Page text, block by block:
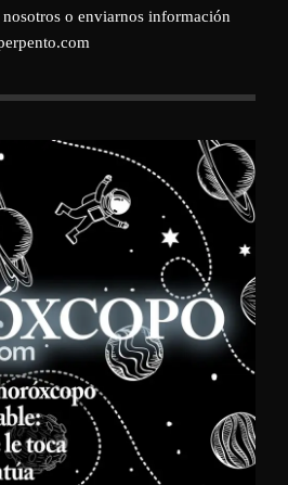
o enviarnos información